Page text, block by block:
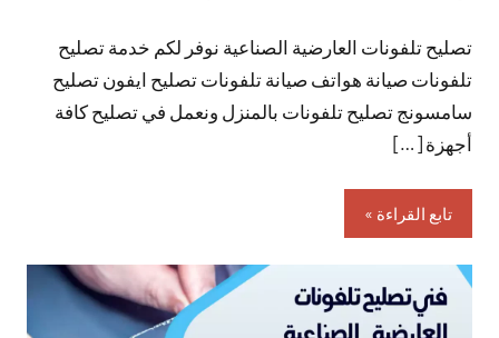
تعليقات
تصليح تلفونات العارضية الصناعية نوفر لكم خدمة تصليح
تلفونات صيانة هواتف صيانة تلفونات تصليح ايفون تصليح
سامسونج تصليح تلفونات بالمنزل ونعمل في تصليح كافة
أجهزة […]
تابع القراءة